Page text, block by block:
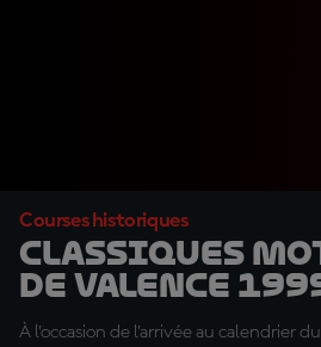
Courses historiques
Classiques
de Valence
À l'occasion de l'arrivée au calendrier